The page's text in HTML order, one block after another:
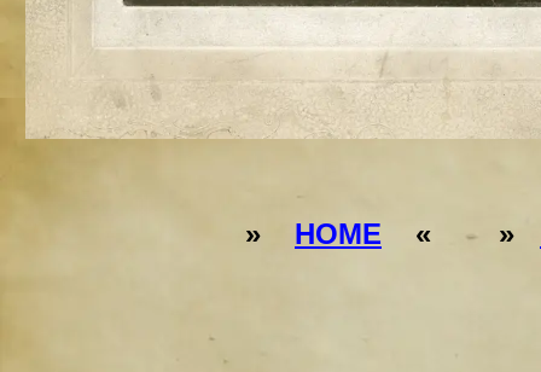
» HOME « »